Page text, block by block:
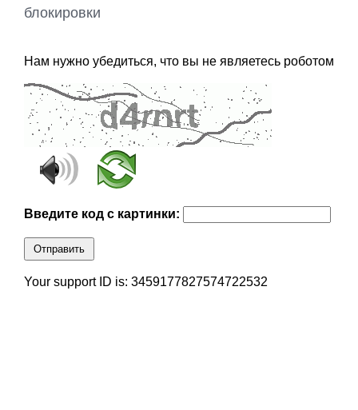
блокировки
Нам нужно убедиться, что вы не являетесь роботом
Введите код с картинки:
Отправить
Your support ID is: 3459177827574722532